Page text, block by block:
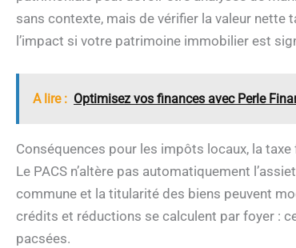
sans contexte, mais de vérifier la valeur
l’impact si votre patrimoine immobilier est
A lire : Optimisez vos finances avec Perle
Conséquences pour les impôts locaux, la
Le PACS n’altère pas automatiquement
commune et la titularité des biens peuvent
crédits et réductions se calculent par foyer :
pacsées.